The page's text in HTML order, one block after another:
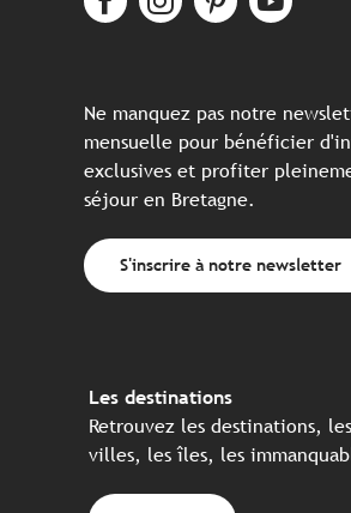
Ne manquez pas notre
mensuelle pour bénéficier
exclusives et profiter
séjour en Bretagne.
S'inscrire à notre newsletter
Les destinations
Retrouvez les destinations,
villes, les îles, les